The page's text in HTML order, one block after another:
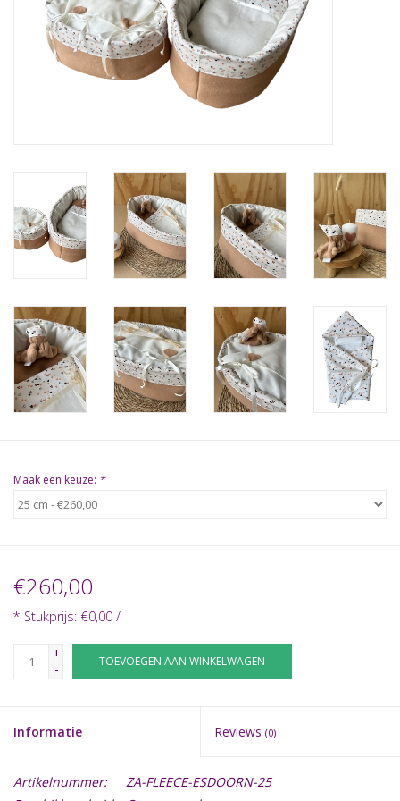
Natuurbegraven
Vanaf 1 jaar
Over ons
Deutsch
Scandinavië
Maak een keuze: *
€260,00
* Stukprijs: €0,00 /
+
-
TOEVOEGEN AAN WINKELWAGEN
Informatie Reviews (0)
Artikelnummer:
ZA-FLEECE-ESDOORN-25